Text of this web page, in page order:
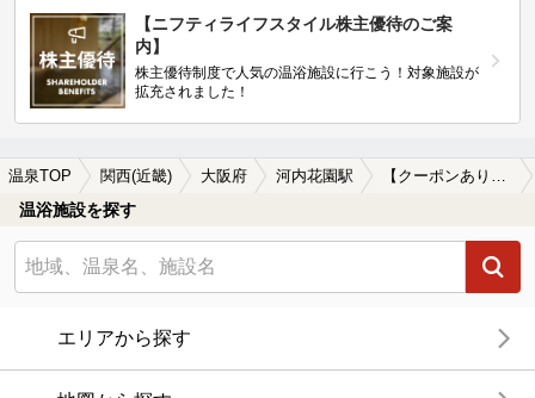
【ニフティライフスタイル株主優待のご案
内】
株主優待制度で人気の温浴施設に行こう！対象施設が
拡充されました！
温泉TOP 関西(近畿) 大阪府 河内花園駅
温浴施設を探す
エリアから探す